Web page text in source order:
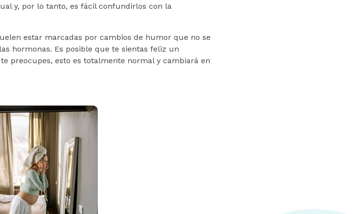
y, por lo tanto, es fácil confundirlos con la
estar marcadas por cambios de humor que no se
hormonas. Es posible que te sientas feliz un
preocupes, esto es totalmente normal y cambiará en